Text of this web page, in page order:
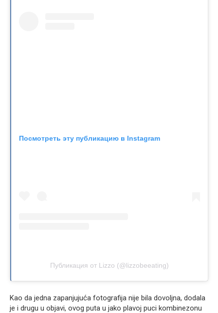
Посмотреть эту публикацию в Instagram
Публикация от Lizzo (@lizzobeeating)
Kao da jedna zapanjujuća fotografija nije bila dovoljna, dodala
je i drugu u objavi, ovog puta u jako plavoj puci kombinezonu